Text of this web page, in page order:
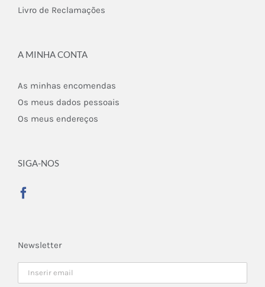
Livro de Reclamações
A MINHA CONTA
As minhas encomendas
Os meus dados pessoais
Os meus endereços
SIGA-NOS
Newsletter